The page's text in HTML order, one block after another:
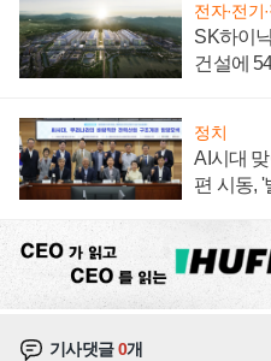
전자·전기
SK하이
건설에
정치
AI시대
편 시동, '
기사댓글0개